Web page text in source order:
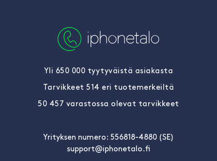
Yli 650 000 tyytyväistä asiakasta
Tarvikkeet 514 eri tuotemerkeiltä
50 457 varastossa olevat tarvikkeet
Yrityksen numero: 556818-4880 (SE)
support@iphonetalo.fi